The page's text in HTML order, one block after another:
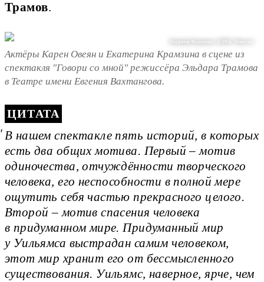
Трамов.
Владимир Федоренко / @ РИА "Новости"
Актёры Карен Овеян и Екатерина Крамзина в сцене из
спектакля "Говори со мной" режиссёра Эльдара Трамова
в Театре имени Евгения Вахтангова.
ЦИТАТА
В нашем спектакле пять историй, в которых
есть два общих мотива. Первый – мотив
одиночества, отчуждённости творческого
человека, его неспособности в полной мере
ощутить себя частью прекрасного целого.
Второй – мотив спасения человека
в придуманном мире. Придуманный мир
у Уильямса выстрадан самим человеком,
этот мир хранит его от бессмысленного
существования. Уильямс, наверное, ярче, чем